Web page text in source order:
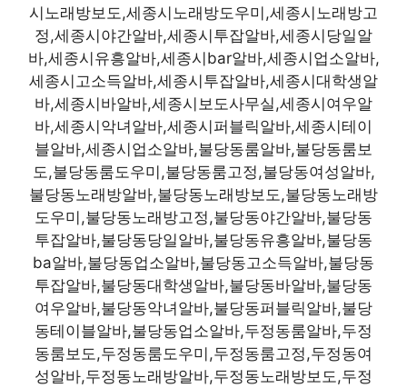
시노래방보도,세종시노래방도우미,세종시노래방고
정,세종시야간알바,세종시투잡알바,세종시당일알
바,세종시유흥알바,세종시bar알바,세종시업소알바,
세종시고소득알바,세종시투잡알바,세종시대학생알
바,세종시바알바,세종시보도사무실,세종시여우알
바,세종시악녀알바,세종시퍼블릭알바,세종시테이
블알바,세종시업소알바,불당동룸알바,불당동룸보
도,불당동룸도우미,불당동룸고정,불당동여성알바,
불당동노래방알바,불당동노래방보도,불당동노래방
도우미,불당동노래방고정,불당동야간알바,불당동
투잡알바,불당동당일알바,불당동유흥알바,불당동
ba알바,불당동업소알바,불당동고소득알바,불당동
투잡알바,불당동대학생알바,불당동바알바,불당동
여우알바,불당동악녀알바,불당동퍼블릭알바,불당
동테이블알바,불당동업소알바,두정동룸알바,두정
동룸보도,두정동룸도우미,두정동룸고정,두정동여
성알바,두정동노래방알바,두정동노래방보도,두정